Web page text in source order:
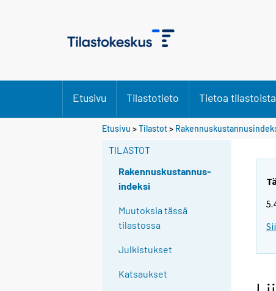
Etusivu Tilastotieto Tietoa tilastoista
Etusivu >Tilastot>
TILASTOT
Rakennuskustannus-
indeksi
Muutoksia tässä
tilastossa
Julkistukset
Katsaukset